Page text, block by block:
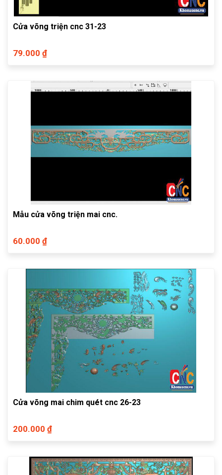
Cửa võng triện cnc 31-23
79.000 ₫
Mẫu cửa võng triện mai cnc.
60.000 ₫
Cửa võng mai chim quét cnc 26-23
200.000 ₫